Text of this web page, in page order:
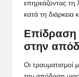
επηρεάζοντας τη
κατά τη διάρκεια
Επίδραση
στην
Οι τραυματισμοί